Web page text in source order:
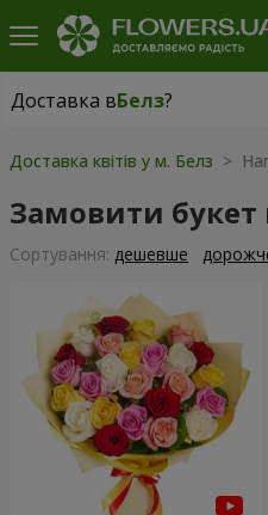
Доставка вБелз?
Доставка вБелз
Доставка квітів у м. Белз >
Замовити букет
Сортування: дешевше